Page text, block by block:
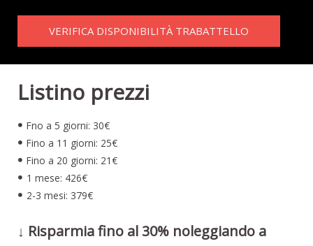
VERIFICA DISPONIBILITÀ TRABATTELLO
Listino prezzi
Fno a 5 giorni: 30€
Fino a 11 giorni: 25€
Fino a 20 giorni: 21€
1 mese: 426€
2-3 mesi: 379€
↓ Risparmia fino al 30% noleggiando a